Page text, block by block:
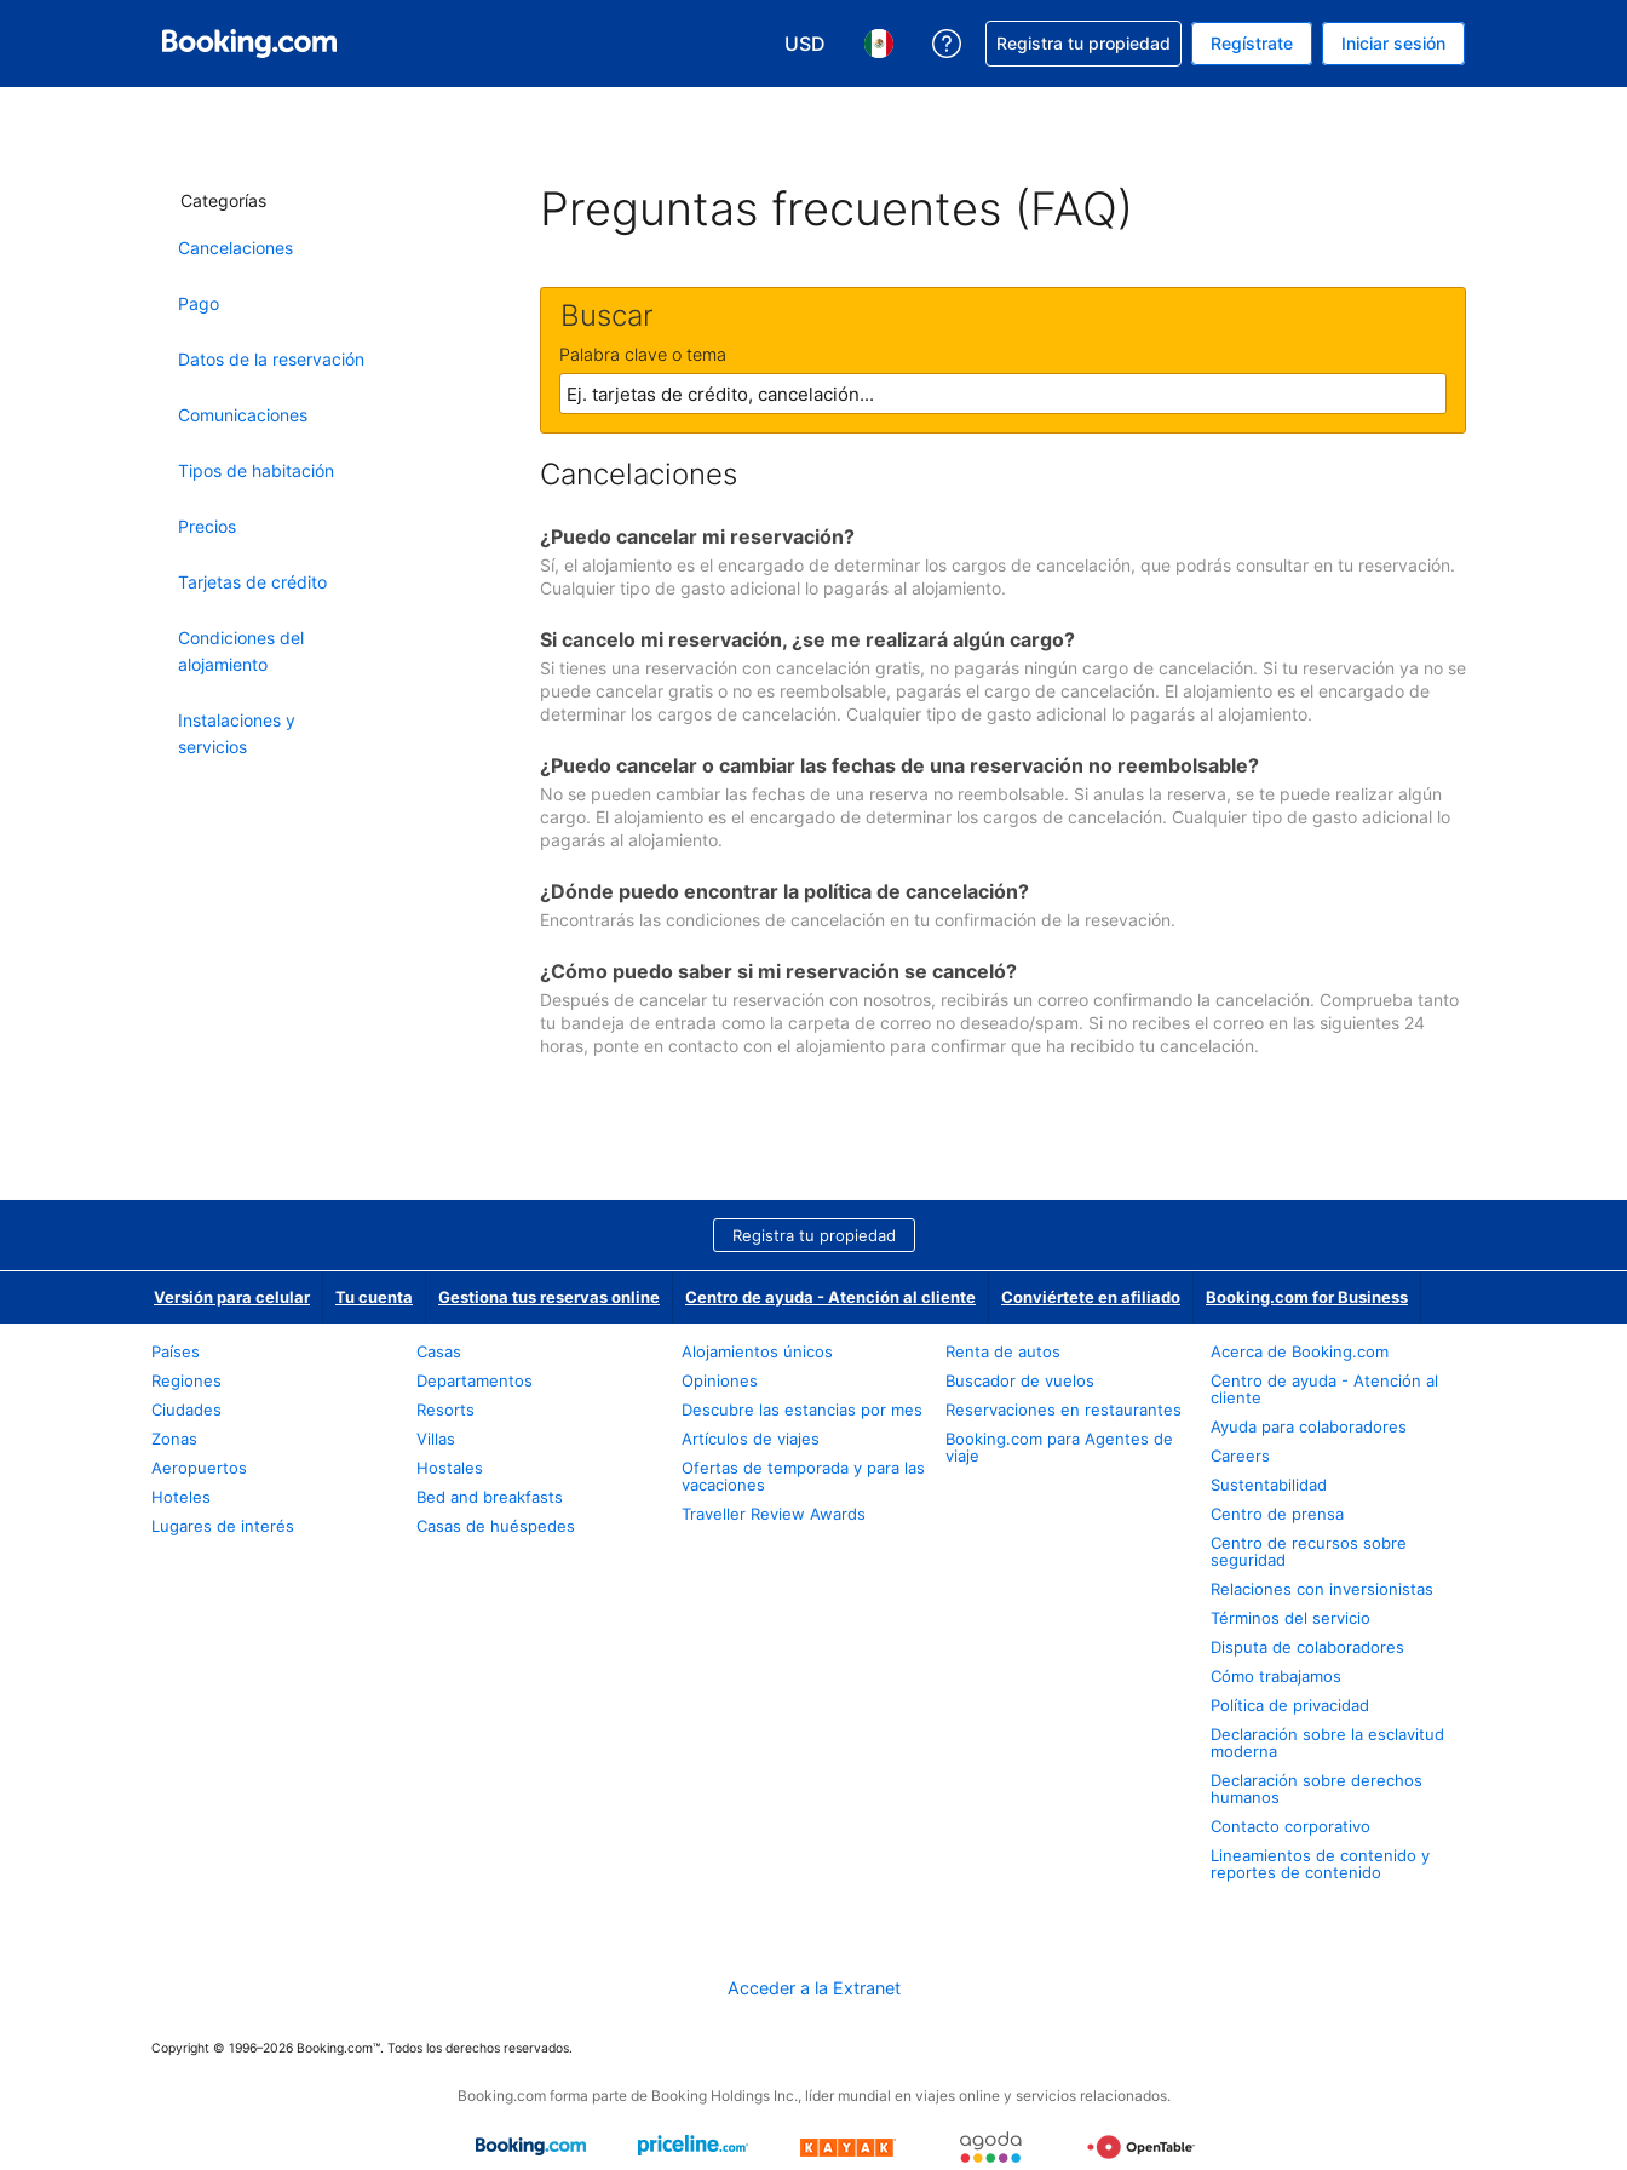
USD
Elegir tu moneda. Tu moneda actual es Dólar de EEUU
Elegir el idioma que prefieres. Tu idioma actual es Español (México)
Obtener ayuda con la reservación
Registra tu propiedad Regístrate Iniciar sesión
Categorías
Cancelaciones
Pago
Datos de la reservación
Comunicaciones
Tipos de habitación
Precios
Tarjetas de crédito
Condiciones del
alojamiento
Instalaciones y
servicios
Preguntas frecuentes (FAQ)
Buscar
Palabra clave o tema
Cancelaciones
¿Puedo cancelar mi reservación?
Sí, el alojamiento es el encargado de determinar los cargos de cancelación, que podrás consultar en tu reservación.
Cualquier tipo de gasto adicional lo pagarás al alojamiento.
Si cancelo mi reservación, ¿se me realizará algún cargo?
Si tienes una reservación con cancelación gratis, no pagarás ningún cargo de cancelación. Si tu reservación ya no se
puede cancelar gratis o no es reembolsable, pagarás el cargo de cancelación. El alojamiento es el encargado de
determinar los cargos de cancelación. Cualquier tipo de gasto adicional lo pagarás al alojamiento.
¿Puedo cancelar o cambiar las fechas de una reservación no reembolsable?
No se pueden cambiar las fechas de una reserva no reembolsable. Si anulas la reserva, se te puede realizar algún
cargo. El alojamiento es el encargado de determinar los cargos de cancelación. Cualquier tipo de gasto adicional lo
pagarás al alojamiento.
¿Dónde puedo encontrar la política de cancelación?
Encontrarás las condiciones de cancelación en tu confirmación de la resevación.
¿Cómo puedo saber si mi reservación se canceló?
Después de cancelar tu reservación con nosotros, recibirás un correo confirmando la cancelación. Comprueba tanto
tu bandeja de entrada como la carpeta de correo no deseado/spam. Si no recibes el correo en las siguientes 24
horas, ponte en contacto con el alojamiento para confirmar que ha recibido tu cancelación.
Registra tu propiedad
Versión para celular Tu cuenta Gestiona tus reservas online Centro de ayuda - Atención al cliente Conviértete en afiliado Booking.com for Business
Países
Regiones
Ciudades
Zonas
Aeropuertos
Hoteles
Lugares de interés
Casas
Departamentos
Resorts
Villas
Hostales
Bed and breakfasts
Casas de huéspedes
Alojamientos únicos
Opiniones
Descubre las estancias por mes
Artículos de viajes
Ofertas de temporada y para las
vacaciones
Traveller Review Awards
Renta de autos
Buscador de vuelos
Reservaciones en restaurantes
Booking.com para Agentes de
viaje
Acerca de Booking.com
Centro de ayuda - Atención al
cliente
Ayuda para colaboradores
Careers
Sustentabilidad
Centro de prensa
Centro de recursos sobre
seguridad
Relaciones con inversionistas
Términos del servicio
Disputa de colaboradores
Cómo trabajamos
Política de privacidad
Declaración sobre la esclavitud
moderna
Declaración sobre derechos
humanos
Contacto corporativo
Lineamientos de contenido y
reportes de contenido
Acceder a la Extranet
Copyright © 1996–2026 Booking.com™. Todos los derechos reservados.
Booking.com forma parte de Booking Holdings Inc., líder mundial en viajes online y servicios relacionados.